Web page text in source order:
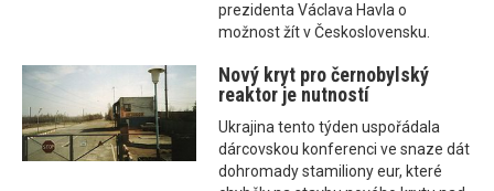
prezidenta Václava Havla o
možnost žít v Československu.
Nový kryt pro černobylský
reaktor je nutností
Ukrajina tento týden uspořádala
dárcovskou konferenci ve snaze dát
dohromady stamiliony eur, které